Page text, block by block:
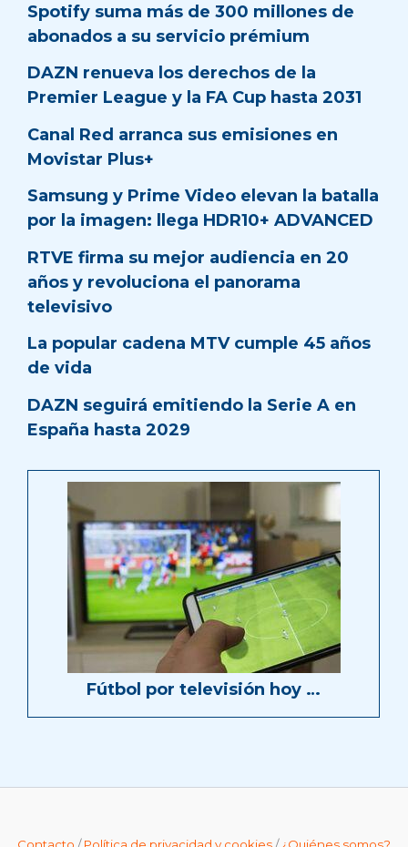
Spotify suma más de 300 millones de
abonados a su servicio prémium
DAZN renueva los derechos de la
Premier League y la FA Cup hasta 2031
Canal Red arranca sus emisiones en
Movistar Plus+
Samsung y Prime Video elevan la batalla
por la imagen: llega HDR10+ ADVANCED
RTVE firma su mejor audiencia en 20
años y revoluciona el panorama
televisivo
La popular cadena MTV cumple 45 años
de vida
DAZN seguirá emitiendo la Serie A en
España hasta 2029
Fútbol por televisión hoy …